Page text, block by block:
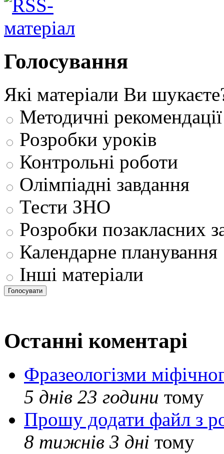
Голосування
Які матеріали Ви
Методичні рекомендації
Розробки уроків
Контрольні роботи
Олімпіадні завдання
Тести ЗНО
Розробки позакласних
Календарне планування
Інші матеріали
Останні коментарі
Фразеологізми
5 днів 23 години тому
Прошу додати файл з
8 тижнів 3 дні тому